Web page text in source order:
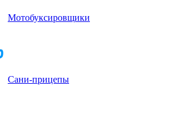
Мотобуксировщики
Сани-прицепы